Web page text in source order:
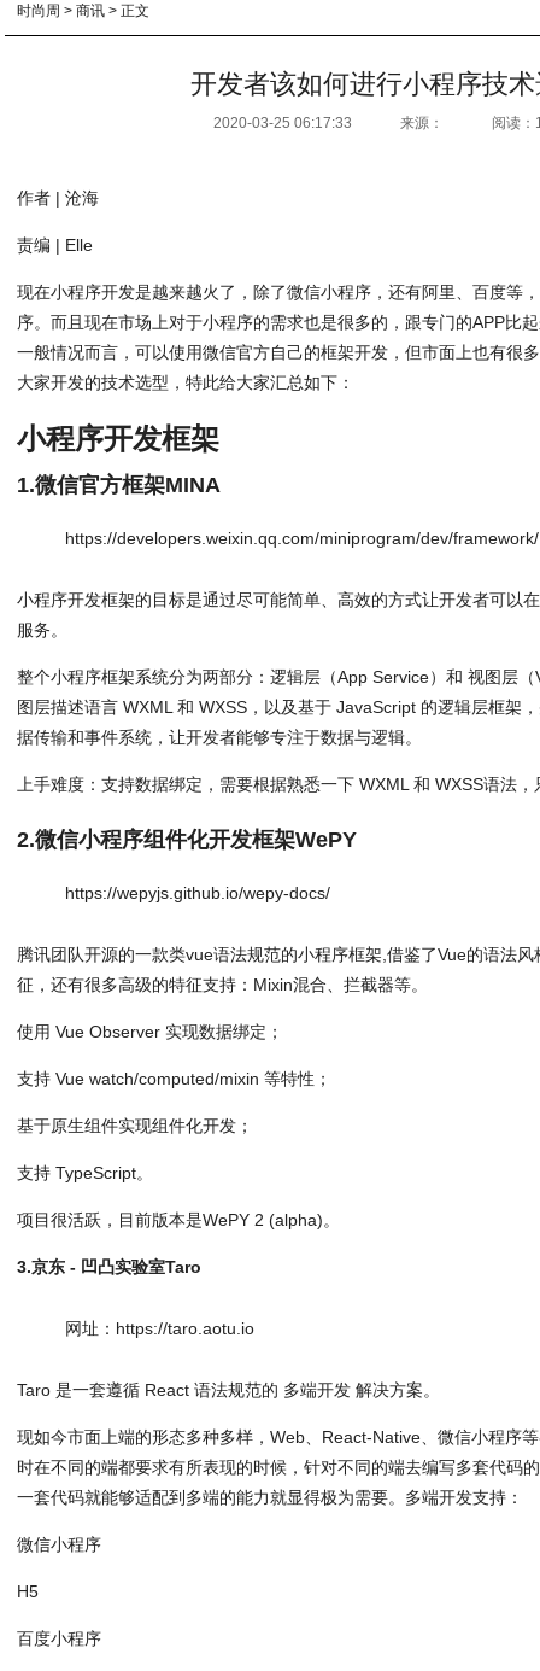
时尚周 >商讯 > 正文
开发者该如何进行小程序技
2020-03-25 06:17:33 来源： 阅读：
作者 | 沧海
责编 | Elle
现在小程序开发是越来越火了，除了微信小程序，还有阿里、百度等
序。而且现在市场上对于小程序的需求也是很多的，跟专门的APP比
一般情况而言，可以使用微信官方自己的框架开发，但市面上也有很
大家开发的技术选型，特此给大家汇总如下：
小程序开发框架
1.微信官方框架MINA
https://developers.weixin.qq.com/miniprogram/dev/
小程序开发框架的目标是通过尽可能简单、高效的方式让开发者可以
服务。
整个小程序框架系统分为两部分：逻辑层（App Service）和 视图层
图层描述语言 WXML 和 WXSS，以及基于 JavaScript 的逻辑层框架
据传输和事件系统，让开发者能够专注于数据与逻辑。
上手难度：支持数据绑定，需要根据熟悉一下 WXML 和 WXSS语法
2.微信小程序组件化开发框架WePY
https://wepyjs.github.io/wepy-docs/
腾讯团队开源的一款类vue语法规范的小程序框架,借鉴了Vue的语法
征，还有很多高级的特征支持：Mixin混合、拦截器等。
使用 Vue Observer 实现数据绑定；
支持 Vue watch/computed/mixin 等特性；
基于原生组件实现组件化开发；
支持 TypeScript。
项目很活跃，目前版本是WePY 2 (alpha)。
3.京东 - 凹凸实验室Taro
网址：https://taro.aotu.io
Taro 是一套遵循 React 语法规范的 多端开发 解决方案。
现如今市面上端的形态多种多样，Web、React-Native、微信小程序
时在不同的端都要求有所表现的时候，针对不同的端去编写多套代码
一套代码就能够适配到多端的能力就显得极为需要。多端开发支持：
微信小程序
H5
百度小程序